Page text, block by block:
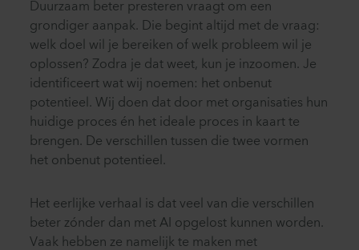
Duurzaam beter presteren vraagt om een
grondiger aanpak. Die begint altijd met de vraag:
welk doel wil je bereiken of welk probleem wil je
oplossen? Zodra je dat weet, kun je inzoomen. Je
identificeert wat wij noemen: het onbenut
potentieel. Wij doen dat door met organisaties hun
huidige proces én het ideale proces in kaart te
brengen. De verschillen tussen die twee vormen
het onbenut potentieel.
Het eerlijke verhaal is dat veel van die verschillen
beter zónder dan met AI opgelost kunnen worden.
Vaak hebben ze namelijk te maken met